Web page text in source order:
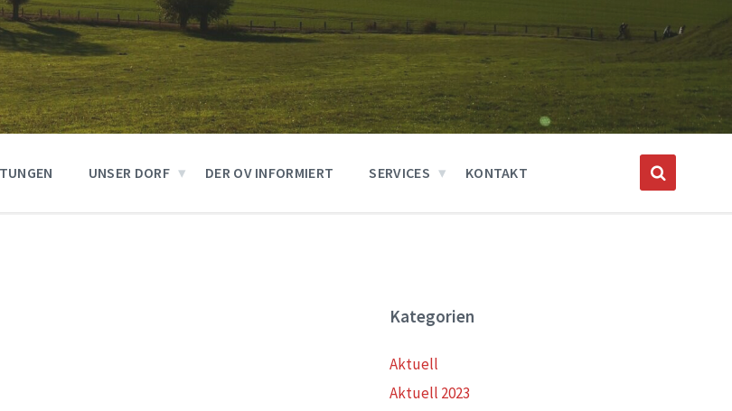
UNSER DORF DER OV INFORMIERT SERVICES KONTAKT
Kategorien
Aktuell
Aktuell 2023